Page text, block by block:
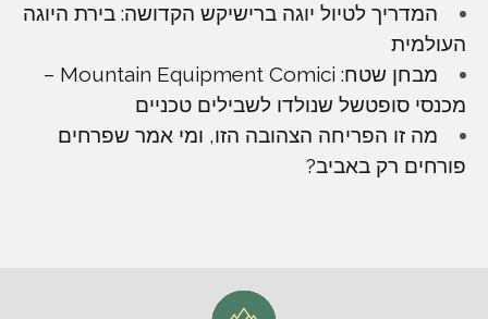
המדריך לטיול יוגה ברישיקש הקדושה: בירת היוגה
העולמית
מבחן שטח: Mountain Equipment Comici –
מכנסי סופטשל שנולדו לשבילים טכניים
מה זו הפריחה הצהובה הזו, ומי אמר שפרחים
פורחים רק באביב?